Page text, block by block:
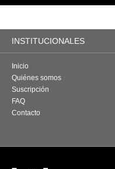
INSTITUCIONALES
Inicio
Quiénes somos
Suscripción
FAQ
Contacto